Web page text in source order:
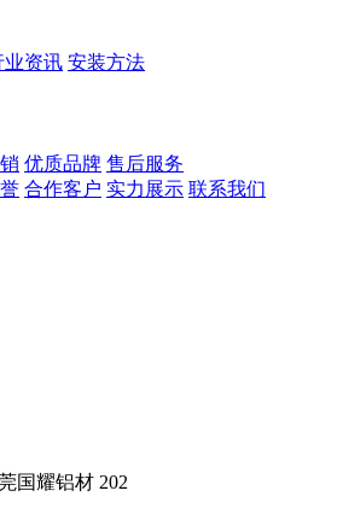
业资讯 安装方法
优质品牌 售后服务
合作客户 实力展示 联系我们
国耀铝材 202